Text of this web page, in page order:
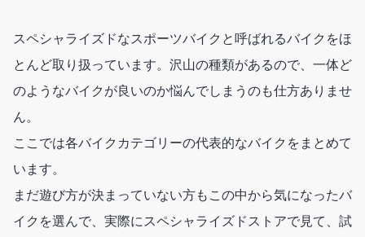
スペシャライズドなスポーツバイクと呼ばれるバイクをほ
とんど取り扱っています。沢山の種類があるので、一体ど
のようなバイクが良いのか悩んでしまうのも仕方ありませ
ん。
ここでは各バイクカテゴリーの代表的なバイクをまとめて
います。
まだ遊び方が決まっていない方もこの中から気になったバ
イクを選んで、実際にスペシャライズドストアで見て、試